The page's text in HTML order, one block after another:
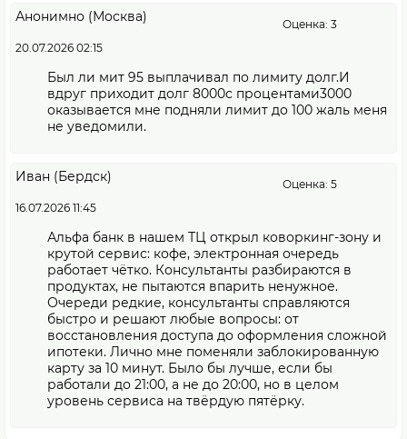
Анонимно (Москва)
Оценка: 3
20.07.2026 02:15
Был ли мит 95 выплачивал по лимиту долг.И
вдруг приходит долг 8000с процентами3000
оказывается мне подняли лимит до 100 жаль меня
не уведомили.
Иван (Бердск)
Оценка: 5
16.07.2026 11:45
Альфа банк в нашем ТЦ открыл коворкинг-зону и
крутой сервис: кофе, электронная очередь
работает чётко. Консультанты разбираются в
продуктах, не пытаются впарить ненужное.
Очереди редкие, консультанты справляются
быстро и решают любые вопросы: от
восстановления доступа до оформления сложной
ипотеки. Лично мне поменяли заблокированную
карту за 10 минут. Было бы лучше, если бы
работали до 21:00, а не до 20:00, но в целом
уровень сервиса на твёрдую пятёрку.